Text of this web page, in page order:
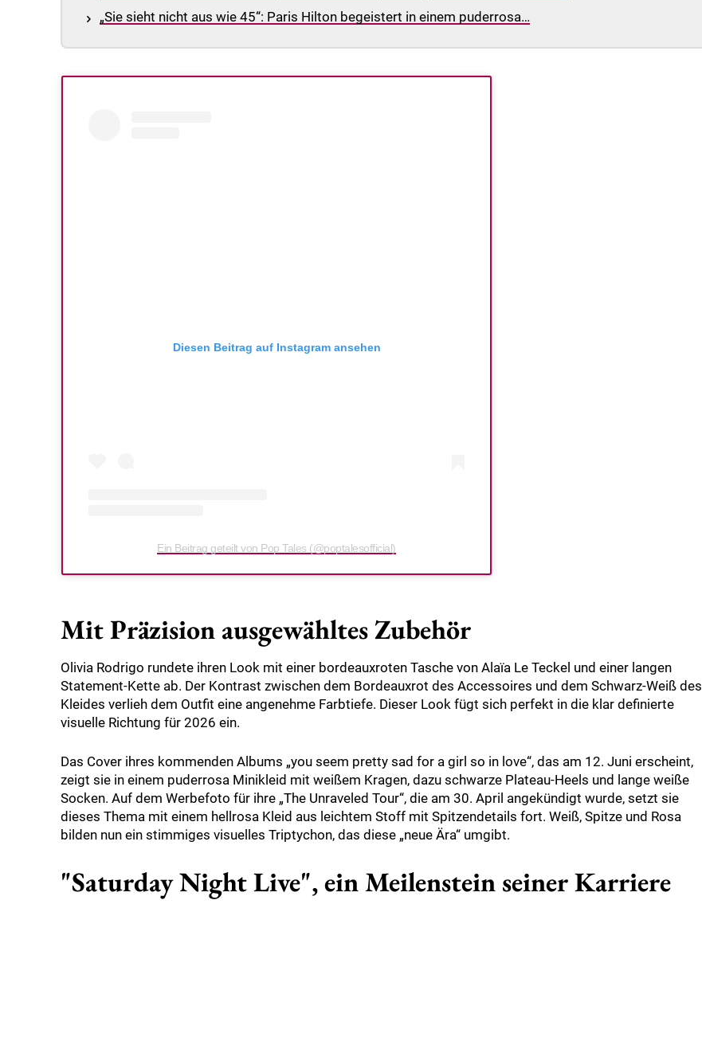
„Sie sieht nicht aus wie 45“: Paris Hilton begeistert in einem puderrosa…
Diesen Beitrag auf Instagram ansehen
Ein Beitrag geteilt von Pop Tales (@poptalesofficial)
Mit Präzision ausgewähltes Zubehör
Olivia Rodrigo rundete ihren Look mit einer bordeauxroten Tasche von Alaïa Le Teckel und einer langen
Statement-Kette ab. Der Kontrast zwischen dem Bordeauxrot des Accessoires und dem Schwarz-Weiß des
Kleides verlieh dem Outfit eine angenehme Farbtiefe. Dieser Look fügt sich perfekt in die klar definierte
visuelle Richtung für 2026 ein.
Das Cover ihres kommenden Albums „you seem pretty sad for a girl so in love“, das am 12. Juni erscheint,
zeigt sie in einem puderrosa Minikleid mit weißem Kragen, dazu schwarze Plateau-Heels und lange weiße
Socken. Auf dem Werbefoto für ihre „The Unraveled Tour“, die am 30. April angekündigt wurde, setzt sie
dieses Thema mit einem hellrosa Kleid aus leichtem Stoff mit Spitzendetails fort. Weiß, Spitze und Rosa
bilden nun ein stimmiges visuelles Triptychon, das diese „neue Ära“ umgibt.
"Saturday Night Live", ein Meilenstein seiner Karriere